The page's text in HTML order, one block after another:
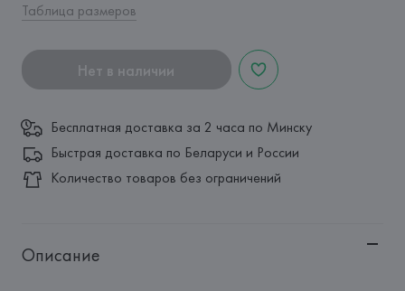
Таблица размеров
Нет в наличии
Бесплатная доставка за 2 часа по Минску
Быстрая доставка по Беларуси и России
Количество товаров без ограничений
Описание